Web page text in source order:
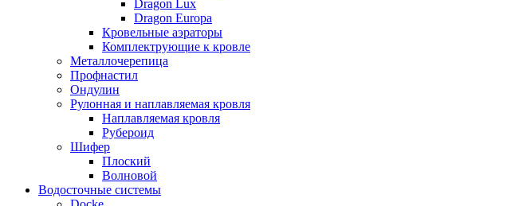
Dragon Lux
Dragon Europa
Кровельные аэраторы
Комплектрующие к кровле
Металлочерепица
Профнастил
Ондулин
Рулонная и наплавляемая кровля
Наплавляемая кровля
Рубероид
Шифер
Плоский
Волновой
Водосточные системы